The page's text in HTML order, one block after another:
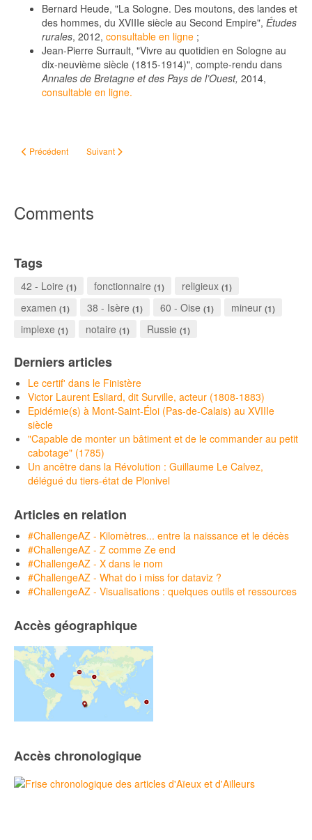
Bernard Heude, "La Sologne. Des moutons, des landes et
des hommes, du XVIIIe siècle au Second Empire", Études
rurales, 2012, consultable en ligne ;
Jean-Pierre Surrault, "Vivre au quotidien en Sologne au
dix-neuvième siècle (1815-1914)", compte-rendu dans
Annales de Bretagne et des Pays de l’Ouest, 2014,
consultable en ligne.
Article précédent : #ChallengeAZ - Ni dieu, ni maître
Précédent Article suivant : #ChallengeAZ - Puck
Suivant
Comments
Tags
42 - Loire (1) fonctionnaire (1) religieux (1)
examen (1) 38 - Isère (1) 60 - Oise (1) mineur (1)
implexe (1) notaire (1) Russie (1)
Derniers articles
Le certif' dans le Finistère
Victor Laurent Esliard, dit Surville, acteur (1808-1883)
Epidémie(s) à Mont-Saint-Éloi (Pas-de-Calais) au XVIIIe
siècle
"Capable de monter un bâtiment et de le commander au petit
cabotage" (1785)
Un ancêtre dans la Révolution : Guillaume Le Calvez,
délégué du tiers-état de Plonivel
Articles en relation
#ChallengeAZ - Kilomètres... entre la naissance et le décès
#ChallengeAZ - Z comme Ze end
#ChallengeAZ - X dans le nom
#ChallengeAZ - What do i miss for dataviz ?
#ChallengeAZ - Visualisations : quelques outils et ressources
Accès géographique
Accès chronologique